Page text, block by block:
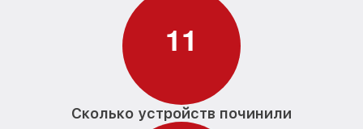
11
Сколько устройств починили